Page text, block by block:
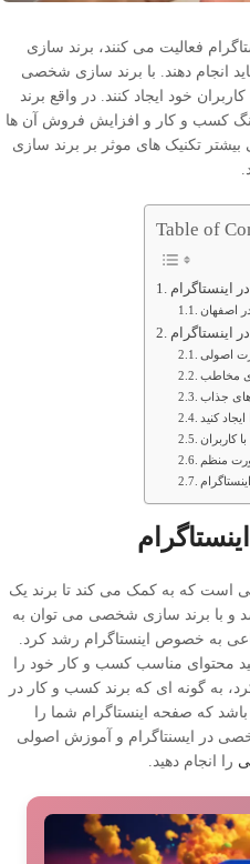
فعالیت می کنند، برند سازی
انجام دهند. با برند سازی شخصی
خود ایجاد کنند. در واقع برند
کسب و کار و افزایش فروش آن ها
تکنیک های موثر بر برند سازی
Table of
اینستاگرام
اصفهان
اصولی
مخاطب
جذاب
کنید
با کاربران
منظم
است که به کمک می کند تا برند یک
و با برند سازی شخصی می توان به
به خصوص اینستاگرام رشد کرد.
محتوای مناسب کسب و کار خود را
به گونه ای که برند کسب و کار در
که صفحه اینستاگرام شما را
در ایسنتاگرام و آموزش اصولی
را انجام دهید.